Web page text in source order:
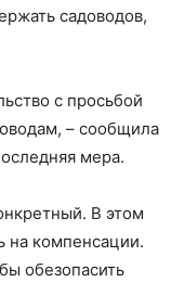
садоводов,
с просьбой
– ​сообщила
мера.
В этом
на компенсации.
обезопасить